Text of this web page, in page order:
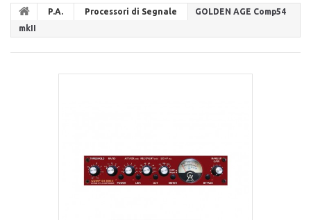
P.A. Processori di Segnale
GOLDEN AGE Comp54
mkII